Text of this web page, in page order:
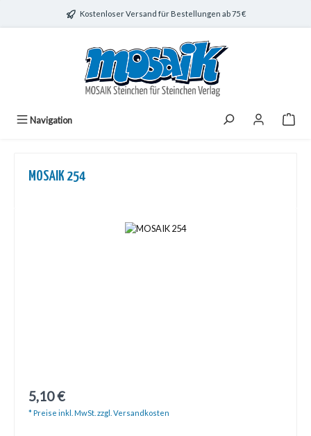
Zum Hauptinhalt springenKostenloser Versand für Bestellungen ab 75 €
Navigation
MOSAIK 254
Bildergalerie überspringen
5,10 €
* Preise inkl. MwSt. zzgl. Versandkosten